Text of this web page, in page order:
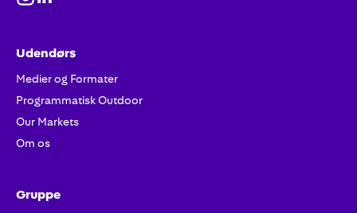
Udendørs
Medier og Formater
Programmatisk Outdoor
Our Markets
Om os
Gruppe